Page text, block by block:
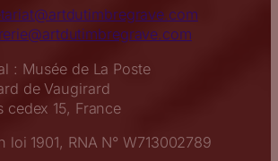
: Musée de La Poste
de Vaugirard
cedex 15, France
loi 1901, RNA N° W713002789